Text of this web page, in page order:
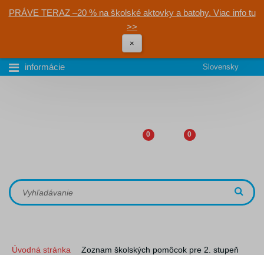
PRÁVE TERAZ –20 % na školské aktovky a batohy. Viac info tu
>>
×
informácie Slovensky
0 0
Úvodná stránka Zoznam školských pomôcok pre 2. stupeň